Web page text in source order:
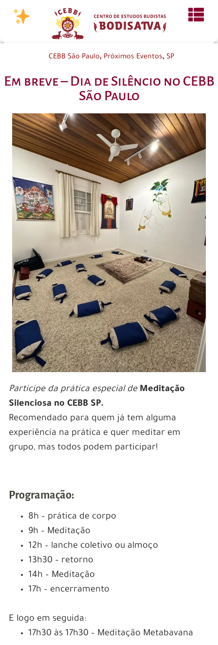
CEBB São Paulo, Próximos Eventos, SP
Em breve – Dia de Silêncio no CEBB
São Paulo
Participe da prática especial de Meditação
Silenciosa no CEBB SP.
Recomendado para quem já tem alguma
experiência na prática e quer meditar em
grupo, mas todos podem participar!
Programação:
8h – prática de corpo
9h – Meditação
12h – lanche coletivo ou almoço
13h30 – retorno
14h – Meditação
17h – encerramento
E logo em seguida:
17h30 às 17h30 – Meditação Metabavana